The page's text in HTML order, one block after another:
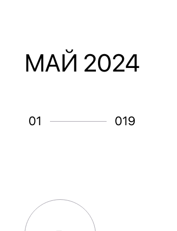
МАЙ 2024
01 019